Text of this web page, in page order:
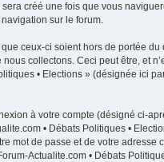
créé une fois que vous
sur le forum.
ceux-ci soient hors de portée du
collectons. Ceci peut être, et
• Elections » (désignée ici
à votre compte (désigné ci-
• Débats Politiques •
mot de passe et de votre adresse
Actualite.com • Débats